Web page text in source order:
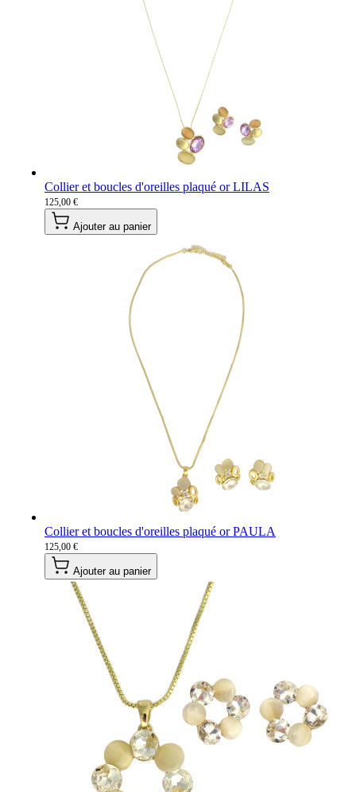
Collier et boucles d'oreilles plaqué or LILAS
125,00 €
Ajouter au panier
Collier et boucles d'oreilles plaqué or PAULA
125,00 €
Ajouter au panier